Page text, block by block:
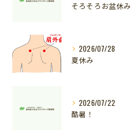
そろそろお盆休み
2026/07/28
夏休み
2026/07/22
酷暑！